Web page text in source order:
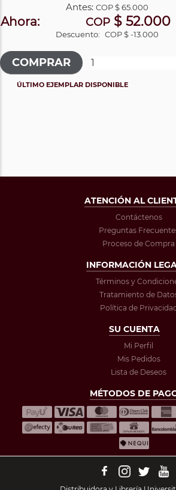
Antes:COP$ 65.000
Ahora: COP $ 52.000
Descuento: COP $ -13.000
ÚLTIMO EJEMPLAR DISPONIBLE
ATENCIÓN AL
Contáctenos
Preguntas
Proceso de Compra
INFORMACIÓN
Términos y
Tratamiento de
Política de
SU CUENTA
Mi Perfil
Mis Pedidos
Lista de Deseos
MÉTODOS DE